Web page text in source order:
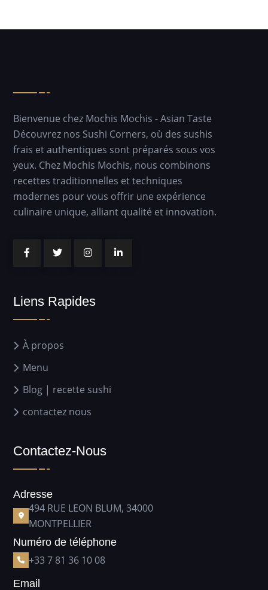
Bienvenue chez Mochis Mochis - Asian Taste
Découvrez nos Sushi Corners, où des sushis
frais et authentiques sont préparés sous vos
yeux. Chez Mochis Mochis, nous combinons
recettes traditionnelles et techniques
modernes pour vous offrir une expérience
culinaire unique, alliant qualité et innovation.
Liens Rapides
À propos
Menu
Blog | recette sushi
contactez nous
Contactez-Nous
Adresse
494 RUE LEON BLUM, 34000
MONTPELLIER
Numéro de téléphone
+33 7 81 36 10 08
Email